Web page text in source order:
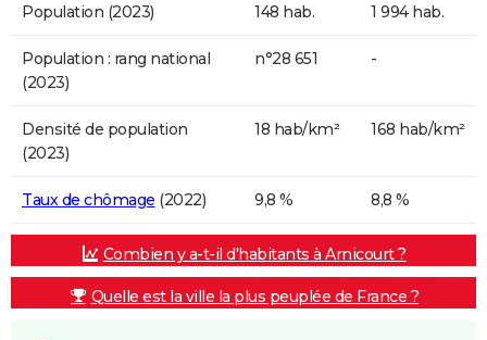
Population (2023) 148 hab. 1 994 hab.
Population : rang national
(2023)
n°28 651 -
Densité de population
(2023)
18 hab/km² 168 hab/km²
Taux de chômage (2022) 9,8 % 8,8 %
Combien y a-t-il d'habitants à Arnicourt ?
Quelle est la ville la plus peuplée de France ?